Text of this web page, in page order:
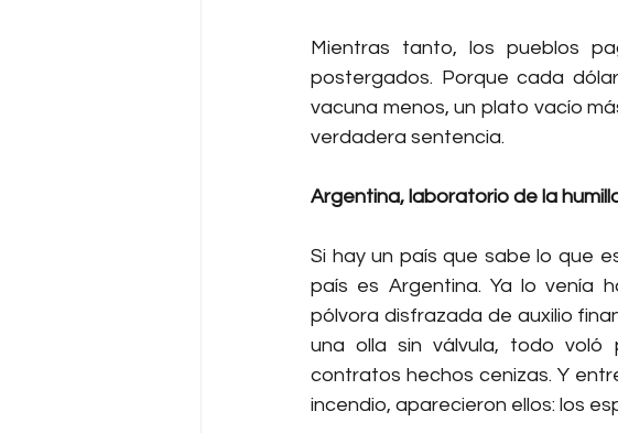
Mientras tanto, los pueblos
postergados. Porque cada
vacuna menos, un plato vacío
verdadera sentencia.
Argentina, laboratorio de la
Si hay un país que sabe lo que
país es Argentina. Ya lo venía
pólvora disfrazada de auxilio
una olla sin válvula, todo voló
contratos hechos cenizas. Y
incendio, aparecieron ellos: los